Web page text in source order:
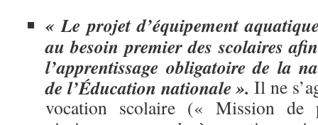
« Le projet d’équipement
au besoin premier des scolaires
l’apprentissage obligatoire de la
de l’Éducation nationale ». Il ne
vocation scolaire (« Mission de